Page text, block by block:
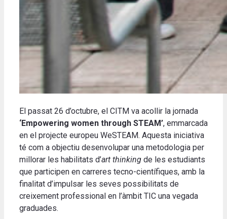
El passat 26 d’octubre, el CITM va acollir la jornada
‘Empowering women through STEAM’, emmarcada
en el projecte europeu WeSTEAM. Aquesta iniciativa
té com a objectiu desenvolupar una metodologia per
millorar les habilitats d’art thinking de les estudiants
que participen en carreres tecno-científiques, amb la
finalitat d’impulsar les seves possibilitats de
creixement professional en l’àmbit TIC una vegada
graduades.